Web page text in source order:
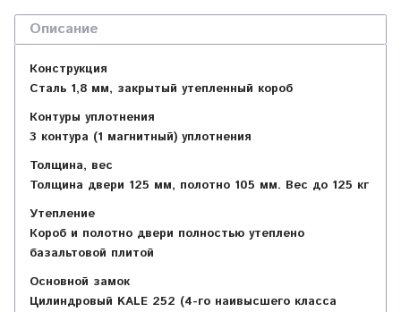
Описание
Конструкция
Сталь 1,8 мм, закрытый утепленный короб
Контуры уплотнения
3 контура (1 магнитный) уплотнения
Толщина, вес
Толщина двери 125 мм, полотно 105 мм. Вес до 125 кг
Утепление
Короб и полотно двери полностью утеплено
базальтовой плитой
Основной замок
Цилиндровый KALE 252 (4-го наивысшего класса